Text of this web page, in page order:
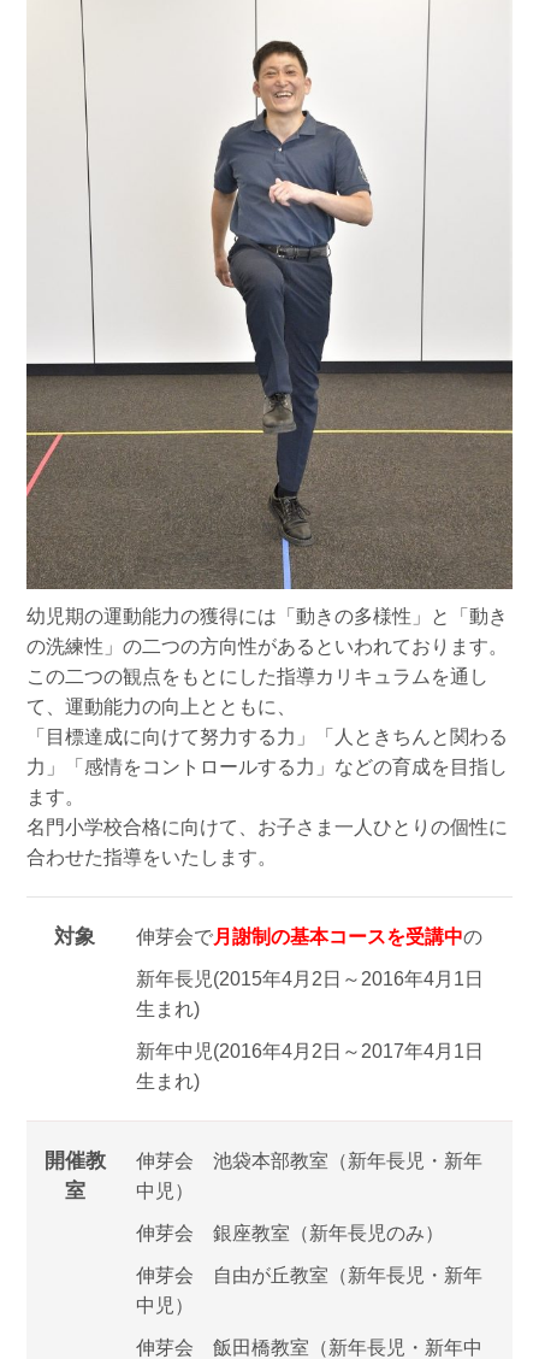
幼児期の運動能力の獲得には「動きの多様性」と「動き
の洗練性」の二つの方向性があるといわれております。
この二つの観点をもとにした指導カリキュラムを通し
て、運動能力の向上とともに、
「目標達成に向けて努力する力」「人ときちんと関わる
力」「感情をコントロールする力」などの育成を目指し
ます。
名門小学校合格に向けて、お子さま一人ひとりの個性に
合わせた指導をいたします。
対象 伸芽会で月謝制の基本コースを受講中の
新年長児(2015年4月2日～2016年4月1日
生まれ)
新年中児(2016年4月2日～2017年4月1日
生まれ)
開催教
室
伸芽会 池袋本部教室（新年長児・新年
中児）
伸芽会 銀座教室（新年長児のみ）
伸芽会 自由が丘教室（新年長児・新年
中児）
伸芽会 飯田橋教室（新年長児・新年中